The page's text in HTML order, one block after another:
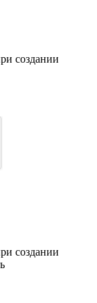
создании
создании